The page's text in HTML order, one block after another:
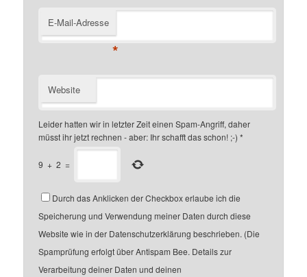
E-Mail-Adresse
*
Website
Leider hatten wir in letzter Zeit einen Spam-Angriff, daher
müsst ihr jetzt rechnen - aber: Ihr schafft das schon! ;-) *
9 + 2 =
Durch das Anklicken der Checkbox erlaube ich die
Speicherung und Verwendung meiner Daten durch diese
Website wie in der Datenschutzerklärung beschrieben. (Die
Spamprüfung erfolgt über Antispam Bee. Details zur
Verarbeitung deiner Daten und deinen